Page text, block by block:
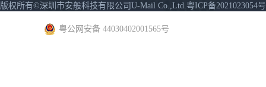
版权所有©深圳市安般科技有限公司U-Mail Co.,Ltd.粤ICP备2021023054号
粤公网安备 44030402001565号